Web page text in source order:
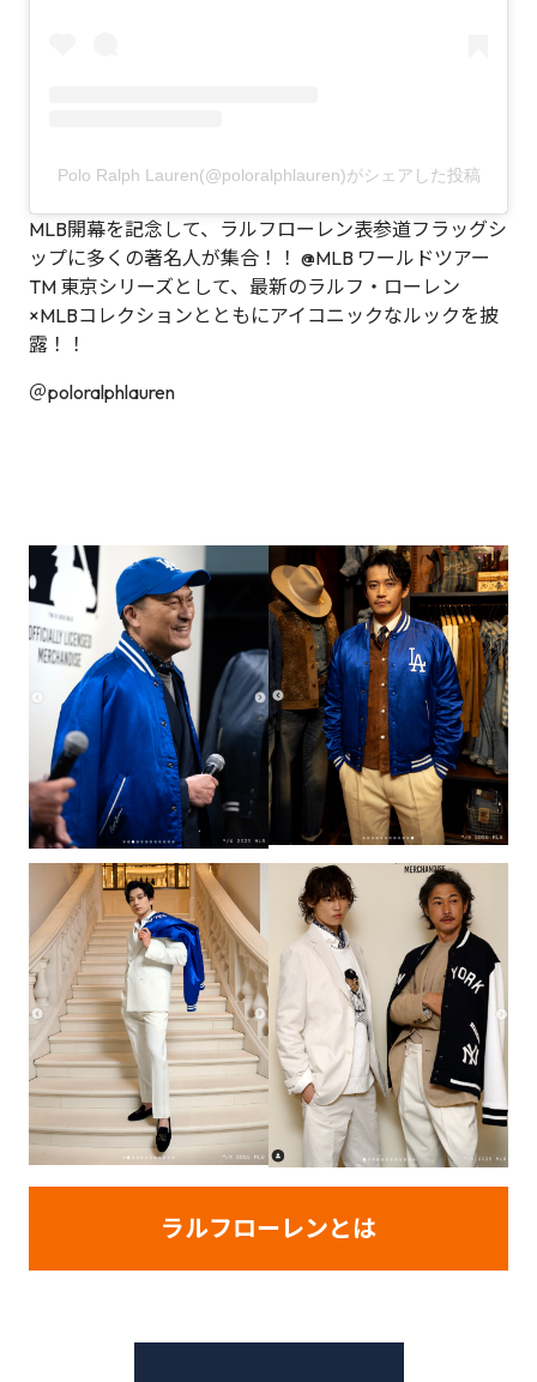
Polo Ralph Lauren(@poloralphlauren)がシェアした投稿
MLB開幕を記念して、ラルフローレン表参道フラッグシ
ップに多くの著名人が集合！！ @MLB ワールドツアー
TM 東京シリーズとして、最新のラルフ・ローレン
×MLBコレクションとともにアイコニックなルックを披
露！！
＠poloralphlauren
ラルフローレンとは